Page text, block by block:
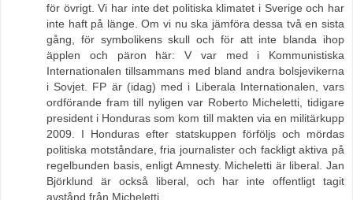
för övrigt. Vi har inte det politiska klimatet i Sverige och har
inte haft på länge. Om vi nu ska jämföra dessa två en sista
gång, för symbolikens skull och för att inte blanda ihop
äpplen och päron här: V var med i Kommunistiska
Internationalen tillsammans med bland andra bolsjevikerna
i Sovjet. FP är (idag) med i Liberala Internationalen, vars
ordförande fram till nyligen var Roberto Micheletti, tidigare
president i Honduras som kom till makten via en militärkupp
2009. I Honduras efter statskuppen förföljs och mördas
politiska motståndare, fria journalister och fackligt aktiva på
regelbunden basis, enligt Amnesty. Micheletti är liberal. Jan
Björklund är också liberal, och har inte offentligt tagit
avstånd från Micheletti.